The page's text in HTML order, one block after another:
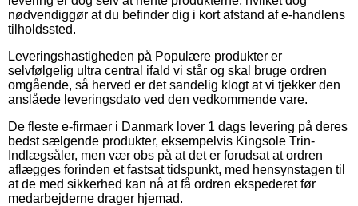
nødvendiggør at du befinder dig i kort afstand af e-handlens
tilholdssted.
Leveringshastigheden på Populære produkter er
selvfølgelig ultra central ifald vi står og skal bruge ordren
omgående, så herved er det sandelig klogt at vi tjekker den
anslåede leveringsdato ved den vedkommende vare.
De fleste e-firmaer i Danmark lover 1 dags levering på deres
bedst sælgende produkter, eksempelvis Kingsole Trin-
Indlægsåler, men vær obs på at det er forudsat at ordren
aflægges forinden et fastsat tidspunkt, med hensynstagen til
at de med sikkerhed kan nå at få ordren ekspederet før
medarbejderne drager hjemad.